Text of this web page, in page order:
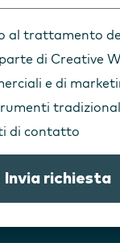
al trattamento
di Creative
e di
di contatto
Invia richiesta